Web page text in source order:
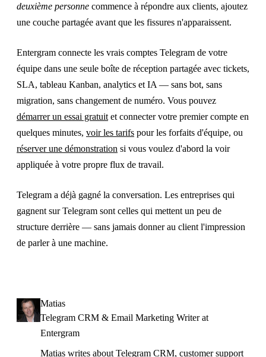
deuxième personne commence à répondre aux clients, ajoutez
une couche partagée avant que les fissures n'apparaissent.
Entergram connecte les vrais comptes Telegram de votre
équipe dans une seule boîte de réception partagée avec tickets,
SLA, tableau Kanban, analytics et IA — sans bot, sans
migration, sans changement de numéro. Vous pouvez
démarrer un essai gratuit et connecter votre premier compte en
quelques minutes, voir les tarifs pour les forfaits d'équipe, ou
réserver une démonstration si vous voulez d'abord la voir
appliquée à votre propre flux de travail.
Telegram a déjà gagné la conversation. Les entreprises qui
gagnent sur Telegram sont celles qui mettent un peu de
structure derrière — sans jamais donner au client l'impression
de parler à une machine.
Matias
Telegram CRM & Email Marketing Writer at
Entergram
Matias writes about Telegram CRM, customer support